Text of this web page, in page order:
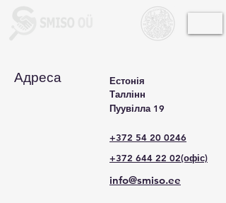
Адреса
Естонія
Таллінн
Пуувілла 19
+372 54 20 0246
+372 644 22 02(офіс)
info@smiso.ee